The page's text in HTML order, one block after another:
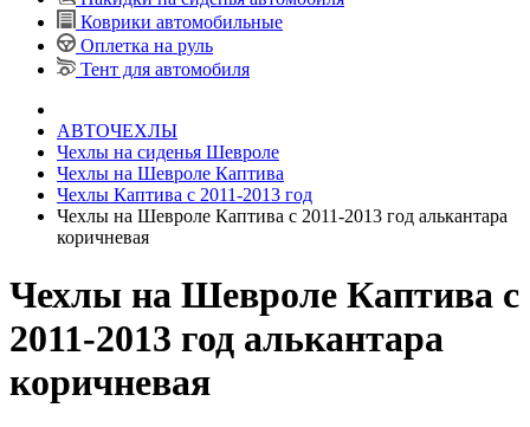
Коврики автомобильные
Оплетка на руль
Тент для автомобиля
АВТОЧЕХЛЫ
Чехлы на сиденья Шевроле
Чехлы на Шевроле Каптива
Чехлы Каптива с 2011-2013 год
Чехлы на Шевроле Каптива с 2011-2013 год алькантара
коричневая
Чехлы на Шевроле Каптива с
2011-2013 год алькантара
коричневая